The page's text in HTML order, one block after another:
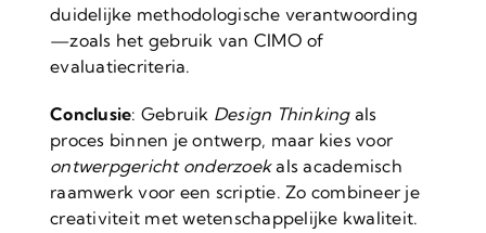
duidelijke methodologische verantwoording
—zoals het gebruik van CIMO of
evaluatiecriteria.
Conclusie: Gebruik Design Thinkingals
proces binnen je ontwerp, maar kies voor
ontwerpgericht onderzoekals academisch
raamwerk voor een scriptie. Zo combineer je
creativiteit met wetenschappelijke kwaliteit.